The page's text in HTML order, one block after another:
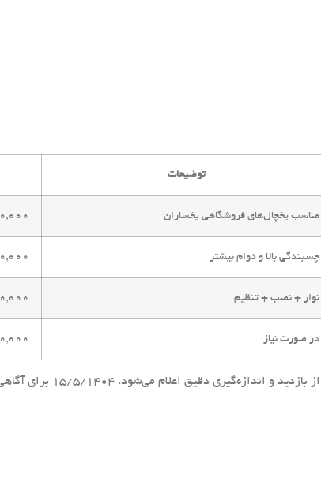
توضیحات
مناسب یخچال‌های فروشگاهی یخساران
چسبندگی بالا و دوام بیشتر
نوار + نصب + تنظیم
در صورت نیاز
قیمت‌های تعویض نوارلاستیک یخچال یخساران،